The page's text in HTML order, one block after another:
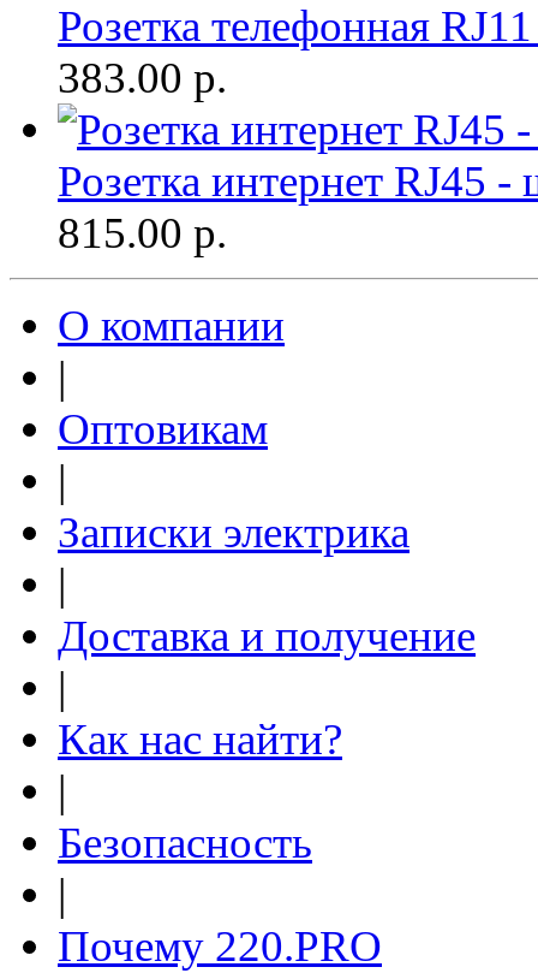
Розетка телефонная
383.00 р.
Розетка интернет RJ45
815.00 р.
О компании
|
Оптовикам
|
Записки электрика
|
Доставка и получение
|
Как нас найти?
|
Безопасность
|
Почему 220.PRO